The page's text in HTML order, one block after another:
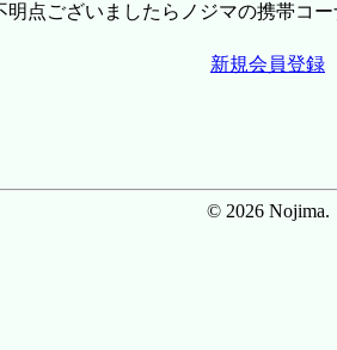
点ございましたらノジマの携帯コー
新規会員登録
© 2026 Nojima.